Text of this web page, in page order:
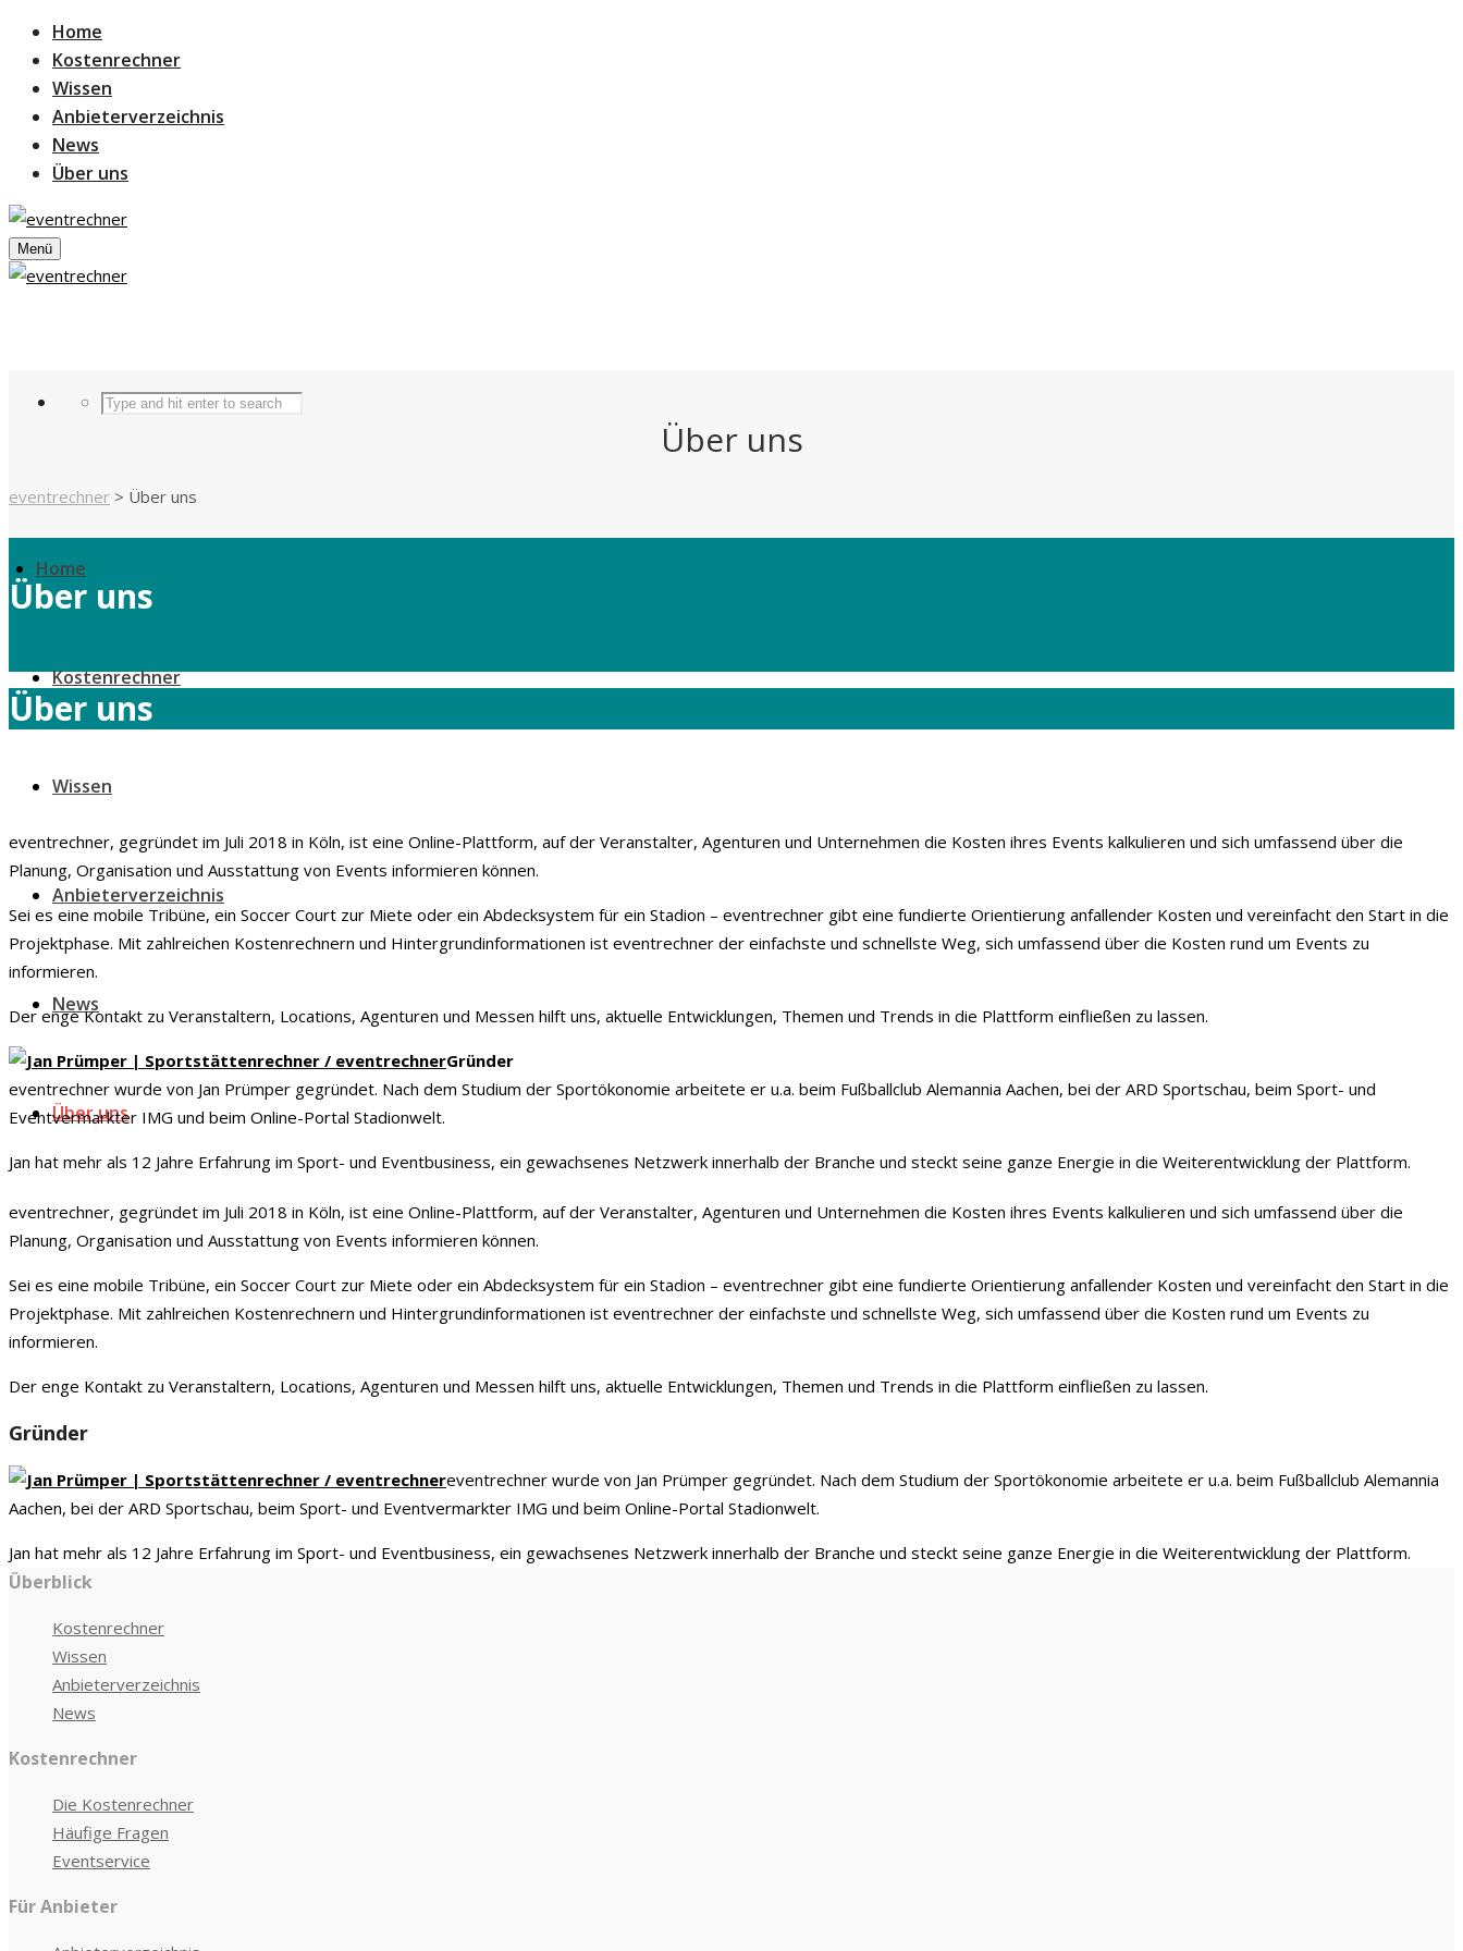
Home
Kostenrechner
Wissen
Anbieterverzeichnis
News
Über uns
Menü
Home
Kostenrechner
Wissen
Anbieterverzeichnis
News
Über uns
Über uns
eventrechner > Über uns
Über uns
Über uns
eventrechner, gegründet im Juli 2018 in Köln, ist eine Online-Plattform, auf der Veranstalter, Agenturen und Unternehmen die Kosten ihres Events kalkulieren und sich umfassend über die
Planung, Organisation und Ausstattung von Events informieren können.
Sei es eine mobile Tribüne, ein Soccer Court zur Miete oder ein Abdecksystem für ein Stadion – eventrechner gibt eine fundierte Orientierung anfallender Kosten und vereinfacht den Start in die
Projektphase. Mit zahlreichen Kostenrechnern und Hintergrundinformationen ist eventrechner der einfachste und schnellste Weg, sich umfassend über die Kosten rund um Events zu
informieren.
Der enge Kontakt zu Veranstaltern, Locations, Agenturen und Messen hilft uns, aktuelle Entwicklungen, Themen und Trends in die Plattform einfließen zu lassen.
Gründer
eventrechner wurde von Jan Prümper gegründet. Nach dem Studium der Sportökonomie arbeitete er u.a. beim Fußballclub Alemannia Aachen, bei der ARD Sportschau, beim Sport- und
Eventvermarkter IMG und beim Online-Portal Stadionwelt.
Jan hat mehr als 12 Jahre Erfahrung im Sport- und Eventbusiness, ein gewachsenes Netzwerk innerhalb der Branche und steckt seine ganze Energie in die Weiterentwicklung der Plattform.
eventrechner, gegründet im Juli 2018 in Köln, ist eine Online-Plattform, auf der Veranstalter, Agenturen und Unternehmen die Kosten ihres Events kalkulieren und sich umfassend über die
Planung, Organisation und Ausstattung von Events informieren können.
Sei es eine mobile Tribüne, ein Soccer Court zur Miete oder ein Abdecksystem für ein Stadion – eventrechner gibt eine fundierte Orientierung anfallender Kosten und vereinfacht den Start in die
Projektphase. Mit zahlreichen Kostenrechnern und Hintergrundinformationen ist eventrechner der einfachste und schnellste Weg, sich umfassend über die Kosten rund um Events zu
informieren.
Der enge Kontakt zu Veranstaltern, Locations, Agenturen und Messen hilft uns, aktuelle Entwicklungen, Themen und Trends in die Plattform einfließen zu lassen.
Gründer
eventrechner wurde von Jan Prümper gegründet. Nach dem Studium der Sportökonomie arbeitete er u.a. beim Fußballclub Alemannia
Aachen, bei der ARD Sportschau, beim Sport- und Eventvermarkter IMG und beim Online-Portal Stadionwelt.
Jan hat mehr als 12 Jahre Erfahrung im Sport- und Eventbusiness, ein gewachsenes Netzwerk innerhalb der Branche und steckt seine ganze Energie in die Weiterentwicklung der Plattform.
Überblick
Kostenrechner
Wissen
Anbieterverzeichnis
News
Kostenrechner
Die Kostenrechner
Häufige Fragen
Eventservice
Für Anbieter